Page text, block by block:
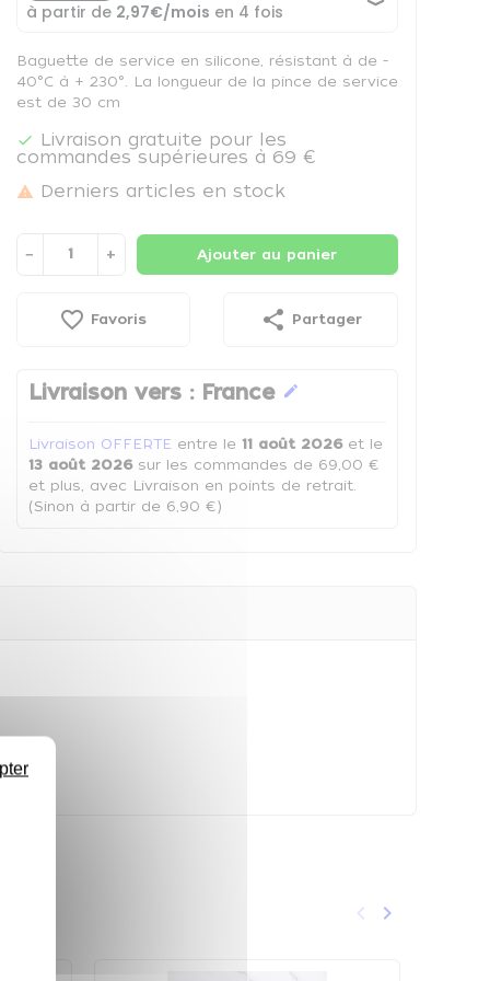
Baguette de service en silicone, résistant à de -
40°C à + 230°. La longueur de la pince de service
est de 30 cm

Livraison gratuite pour les
commandes supérieures à 69 €
 Derniers articles en stock
− + Ajouter au panier
favorite_border Favoris share Partager
Livraison vers : France edit
Livraison OFFERTE entre le 11 août 2026et le
13 août 2026sur les commandes de 69,00 €
et plus, avec Livraison en points de retrait.
(Sinon à partir de 6,90 €)
Précédent
keyboard_arrow_left Suivant
keyboard_arrow_right